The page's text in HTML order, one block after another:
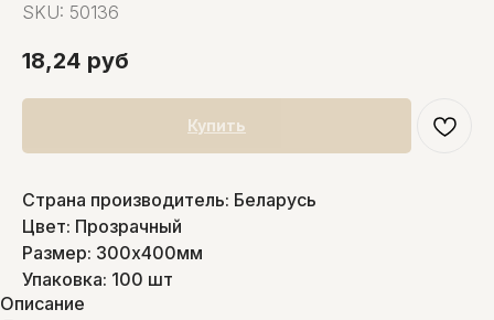
SKU: 50136
18,24 руб
Купить
Страна производитель: Беларусь
Цвет: Прозрачный
Размер: 300х400мм
Упаковка: 100 шт
Описание